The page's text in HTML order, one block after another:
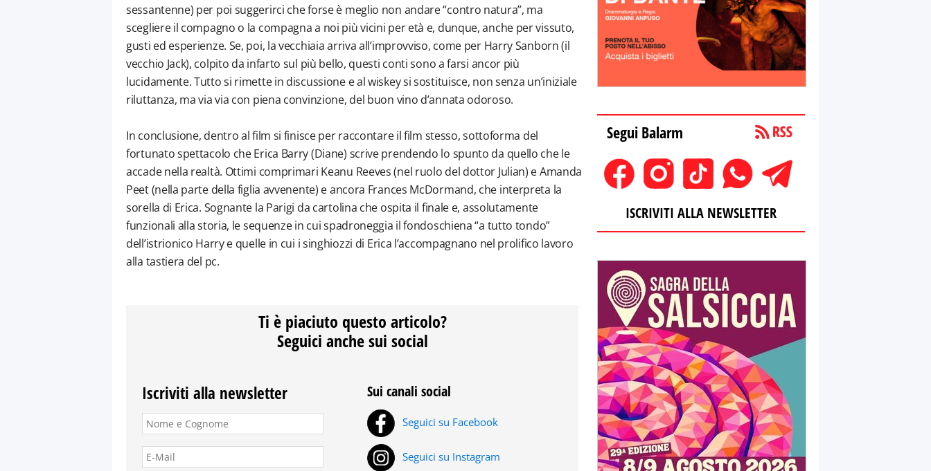
sessantenne) per poi suggerirci che forse è meglio non andare “contro natura”, ma
scegliere il compagno o la compagna a noi più vicini per età e, dunque, anche per vissuto,
gusti ed esperienze. Se, poi, la vecchiaia arriva all’improvviso, come per Harry Sanborn (il
vecchio Jack), colpito da infarto sul più bello, questi conti sono a farsi ancor più
lucidamente. Tutto si rimette in discussione e al wiskey si sostituisce, non senza un’iniziale
riluttanza, ma via via con piena convinzione, del buon vino d’annata odoroso.
In conclusione, dentro al film si finisce per raccontare il film stesso, sottoforma del
fortunato spettacolo che Erica Barry (Diane) scrive prendendo lo spunto da quello che le
accade nella realtà. Ottimi comprimari Keanu Reeves (nel ruolo del dottor Julian) e Amanda
Peet (nella parte della figlia avvenente) e ancora Frances McDormand, che interpreta la
sorella di Erica. Sognante la Parigi da cartolina che ospita il finale e, assolutamente
funzionali alla storia, le sequenze in cui spadroneggia il fondoschiena “a tutto tondo”
dell’istrionico Harry e quelle in cui i singhiozzi di Erica l’accompagnano nel prolifico lavoro
alla tastiera del pc.
Ti è piaciuto questo articolo?
Seguici anche sui social
Iscriviti alla newsletter Sui canali social
Seguici su Facebook
Seguici su Instagram
Segui Balarm
ISCRIVITI ALLA NEWSLETTER